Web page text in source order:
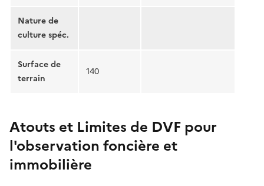
Nature de
culture spéc.
Surface de
terrain
140
Atouts et Limites de DVF pour
l'observation foncière et
immobilière